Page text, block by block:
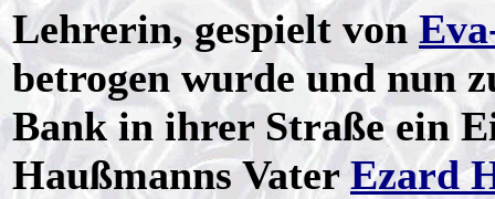
Lehrerin, gespielt von
betrogen wurde und nun
Bank in ihrer Straße ein
Haußmanns Vater Ezard